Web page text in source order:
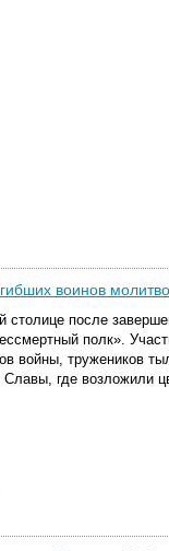
воинов
столице после
полк».
войны, тружеников
где возложили